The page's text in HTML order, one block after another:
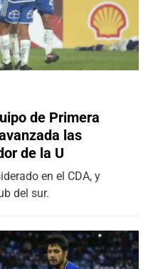
de Primera
las
de la U
en el CDA, y
del sur.